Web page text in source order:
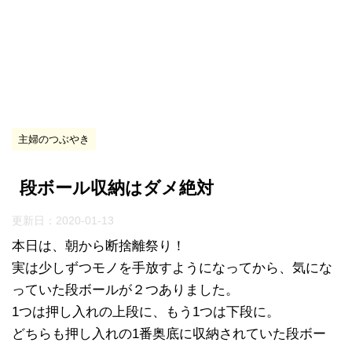
主婦のつぶやき
段ボール収納はダメ絶対
更新日： 2020-01-13
本日は、朝から断捨離祭り！
実は少しずつモノを手放すようになってから、気にな
っていた段ボールが２つありました。
1つは押し入れの上段に、もう1つは下段に。
どちらも押し入れの1番奥底に収納されていた段ボー